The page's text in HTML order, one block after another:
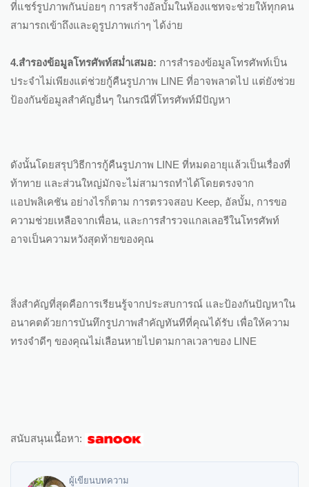
ที่แชร์รูปภาพกันบ่อยๆ การสร้างอัลบั้มในห้องแชทจะช่วยให้ทุกคน
สามารถเข้าถึงและดูรูปภาพเก่าๆ ได้ง่าย
4.สำรองข้อมูลโทรศัพท์สม่ำเสมอ: การสำรองข้อมูลโทรศัพท์เป็น
ประจำไม่เพียงแต่ช่วยกู้คืนรูปภาพ LINE ที่อาจพลาดไป แต่ยังช่วย
ป้องกันข้อมูลสำคัญอื่นๆ ในกรณีที่โทรศัพท์มีปัญหา
ดังนั้นโดยสรุปวิธีการกู้คืนรูปภาพ LINE ที่หมดอายุแล้วเป็นเรื่องที่
ท้าทาย และส่วนใหญ่มักจะไม่สามารถทำได้โดยตรงจาก
แอปพลิเคชัน อย่างไรก็ตาม การตรวจสอบ Keep, อัลบั้ม, การขอ
ความช่วยเหลือจากเพื่อน, และการสำรวจแกลเลอรีในโทรศัพท์
อาจเป็นความหวังสุดท้ายของคุณ
สิ่งสำคัญที่สุดคือการเรียนรู้จากประสบการณ์ และป้องกันปัญหาใน
อนาคตด้วยการบันทึกรูปภาพสำคัญทันทีที่คุณได้รับ เพื่อให้ความ
ทรงจำดีๆ ของคุณไม่เลือนหายไปตามกาลเวลาของ LINE
สนับสนุนเนื้อหา:
ผู้เขียนบทความ